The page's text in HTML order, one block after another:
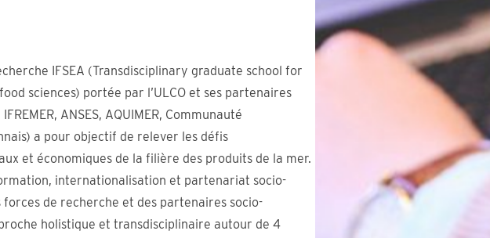
IFSEA (Transdisciplinary graduate school for
sciences) portée par l’ULCO et ses partenaires
ANSES, AQUIMER, Communauté
a pour objectif de relever les défis
et économiques de la filière des produits de la mer.
internationalisation et partenariat socio-
de recherche et des partenaires socio-
holistique et transdisciplinaire autour de 4